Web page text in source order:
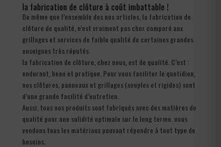
la fabrication de clôture à coût imbattable !
De même que l’ensemble des nos articles, la fabrication de
clôture de qualité, n’est vraiment pas cher comparé aux
grillages et services de faible qualité de certaines grandes
enseignes très réputés.
la fabrication de clôture, chez nous, est de qualité. C’est :
endurant, beau et pratique. Pour vous faciliter le quotidien,
nos clôtures, panneaux et grillages (souples et rigides) sont
d’une grande facilité d’entretien.
Aussi, tous nos produits sont fabriqués avec des matières de
qualité pour une solidité optimale sur le long terme. nous
vendons tous les matériaux pouvant répondre à tout type de
besoins.